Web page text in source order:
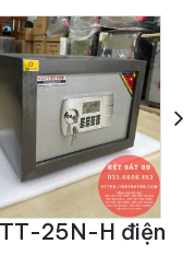
25N-H điện